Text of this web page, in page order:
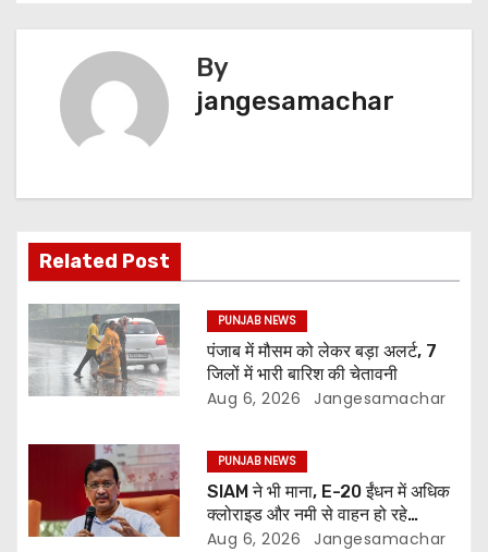
By
jangesamachar
Related Post
PUNJAB NEWS
पंजाब में मौसम को लेकर बड़ा अलर्ट, 7
जिलों में भारी बारिश की चेतावनी
Aug 6, 2026 Jangesamachar
PUNJAB NEWS
SIAM ने भी माना, E-20 ईंधन में अधिक
क्लोराइड और नमी से वाहन हो रहे
प्रभावित: अरविंद केजरीवाल
Aug 6, 2026 Jangesamachar